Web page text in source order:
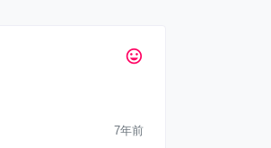
tag_faces
7年前